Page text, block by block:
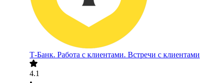
Т-Банк. Работа с клиентами. Встречи с клиентами
4.1